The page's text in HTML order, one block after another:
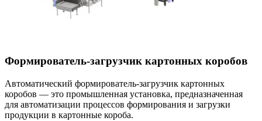
Формирователь-загрузчик картонных коробов
Автоматический формирователь-загрузчик картонных
коробов — это промышленная установка, предназначенная
для автоматизации процессов формирования и загрузки
продукции в картонные короба.